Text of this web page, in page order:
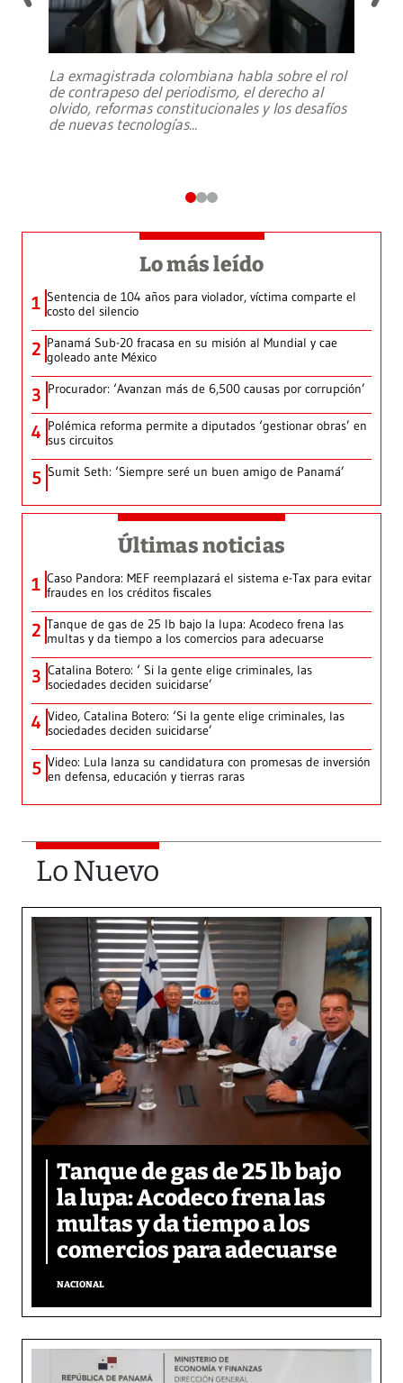
La exmagistrada colombiana habla sobre el rol
de contrapeso del periodismo, el derecho al
olvido, reformas constitucionales y los desafíos
de nuevas tecnologías...
Lo más leído
1 Sentencia de 104 años para violador, víctima comparte el
costo del silencio
2 Panamá Sub-20 fracasa en su misión al Mundial y cae
goleado ante México
3 Procurador: ‘Avanzan más de 6,500 causas por corrupción’
4 Polémica reforma permite a diputados ‘gestionar obras’ en
sus circuitos
5 Sumit Seth: ‘Siempre seré un buen amigo de Panamá’
Últimas noticias
1 Caso Pandora: MEF reemplazará el sistema e-Tax para evitar
fraudes en los créditos fiscales
2 Tanque de gas de 25 lb bajo la lupa: Acodeco frena las
multas y da tiempo a los comercios para adecuarse
3 Catalina Botero: ‘ Si la gente elige criminales, las
sociedades deciden suicidarse’
4 Video, Catalina Botero: ‘Si la gente elige criminales, las
sociedades deciden suicidarse’
5 Video: Lula lanza su candidatura con promesas de inversión
en defensa, educación y tierras raras
Lo Nuevo
Tanque de gas de 25 lb bajo
la lupa: Acodeco frena las
multas y da tiempo a los
comercios para adecuarse
NACIONAL